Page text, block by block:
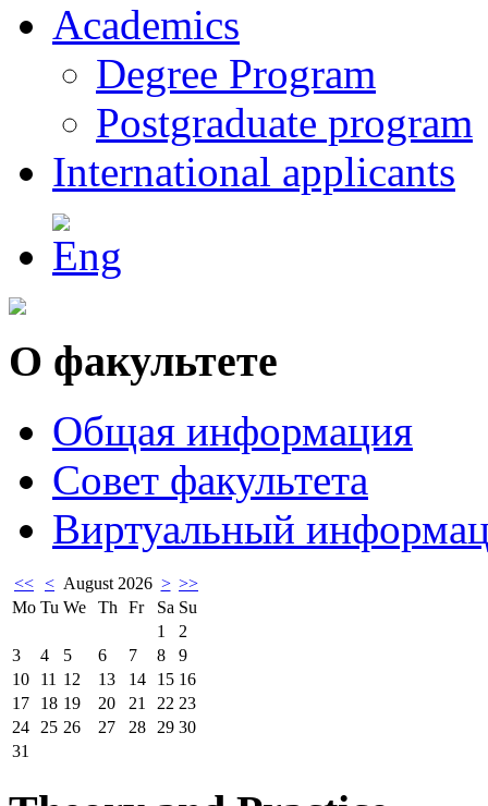
Academics
Degree Program
Postgraduate program
International applicants
О факультете
Общая информация
Совет факультета
Виртуальный
<< < August 2026 > >>
Mo Tu We Th Fr Sa Su
1
2
3
4 5 6 7 8
9
10
11 12 13 14 15 16
17
18 19 20 21 22 23
24 25 26 27 28 29 30
31